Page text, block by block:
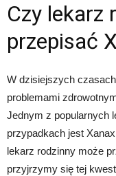
Czy lekarz
przepisać
W dzisiejszych
problemami
Jednym z popularnych
przypadkach jest
lekarz rodzinny może
przyjrzymy się tej